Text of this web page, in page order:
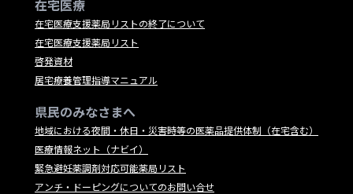
在宅医療
在宅医療支援薬局リストの終了について
在宅医療支援薬局リスト
啓発資材
居宅療養管理指導マニュアル
県民のみなさまへ
地域における夜間・休日・災害時等の医薬品提供体制（在宅含む）
医療情報ネット（ナビイ）
緊急避妊薬調剤対応可能薬局リスト
アンチ・ドーピングについてのお問い合せ